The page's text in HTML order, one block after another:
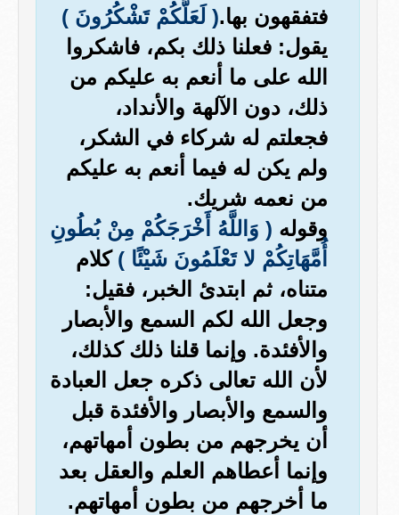
فتفقهون بها.( لَعَلَّكُمْ تَشْكُرُونَ )
يقول: فعلنا ذلك بكم، فاشكروا
الله على ما أنعم به عليكم من
ذلك، دون الآلهة والأنداد،
فجعلتم له شركاء في الشكر،
ولم يكن له فيما أنعم به عليكم
من نعمه شريك.
وقوله ( وَاللَّهُ أَخْرَجَكُمْ مِنْ بُطُونِ
أُمَّهَاتِكُمْ لا تَعْلَمُونَ شَيْئًا ) كلام
متناه، ثم ابتدئ الخبر، فقيل:
وجعل الله لكم السمع والأبصار
والأفئدة. وإنما قلنا ذلك كذلك،
لأن الله تعالى ذكره جعل العبادة
والسمع والأبصار والأفئدة قبل
أن يخرجهم من بطون أمهاتهم،
وإنما أعطاهم العلم والعقل بعد
ما أخرجهم من بطون أمهاتهم.